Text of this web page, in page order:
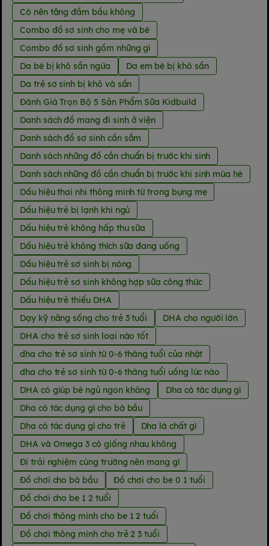
Có nên tặng đầm bầu không
Combo đồ sơ sinh cho mẹ và bé
Combo đồ sơ sinh gồm những gì
Da bé bị khô sần ngứa
Da em bé bị khô sần
Da trẻ sơ sinh bị khô và sần
Đánh Giá Trọn Bộ 5 Sản Phẩm Sữa Kidbuild
Danh sách đồ mang đi sinh ở viện
Danh sách đồ sơ sinh cần sắm
Danh sách những đồ cần chuẩn bị trước khi sinh
Danh sách những đồ cần chuẩn bị trước khi sinh mùa hè
Dấu hiệu thai nhi thông minh từ trong bụng mẹ
Dấu hiệu trẻ bị lạnh khi ngủ
Dấu hiệu trẻ không hấp thu sữa
Dấu hiệu trẻ không thích sữa đang uống
Dấu hiệu trẻ sơ sinh bị nóng
Dấu hiệu trẻ sơ sinh không hợp sữa công thức
Dấu hiệu trẻ thiếu DHA
Dạy kỹ năng sống cho trẻ 3 tuổi
DHA cho người lớn
DHA cho trẻ sơ sinh loại nào tốt
dha cho trẻ sơ sinh từ 0-6 tháng tuổi của nhật
dha cho trẻ sơ sinh từ 0-6 tháng tuổi uống lúc nào
DHA có giúp bé ngủ ngon không
Dha có tác dụng gì
Dha có tác dụng gì cho bà bầu
Dha có tác dụng gì cho trẻ
Dha là chất gì
DHA và Omega 3 có giống nhau không
Đi trải nghiệm cùng trường nên mang gì
Đồ chơi cho bà bầu
Đồ chơi cho be 0 1 tuổi
Đồ chơi cho be 1 2 tuổi
Đồ chơi thông minh cho be 1 2 tuổi
Đồ chơi thông minh cho trẻ 2 3 tuổi